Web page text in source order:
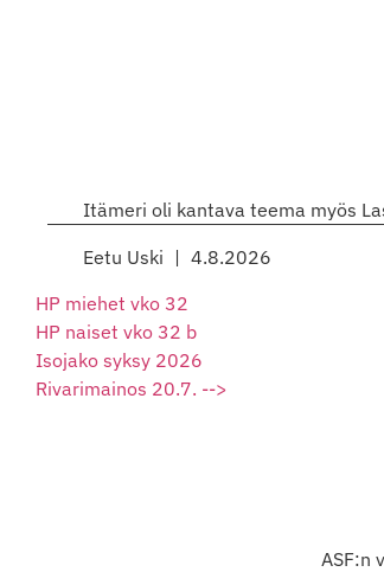
Itämeri oli kantava teema myös
Eetu Uski
4.8.2026
HP miehet vko 32
HP naiset vko 32 b
Isojako syksy 2026
Rivarimainos 20.7. -->
ASF:n